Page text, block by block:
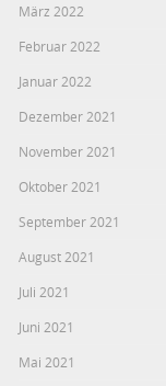
März 2022
Februar 2022
Januar 2022
Dezember 2021
November 2021
Oktober 2021
September 2021
August 2021
Juli 2021
Juni 2021
Mai 2021